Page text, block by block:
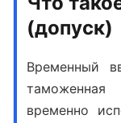
(допуск)
Временный
временно